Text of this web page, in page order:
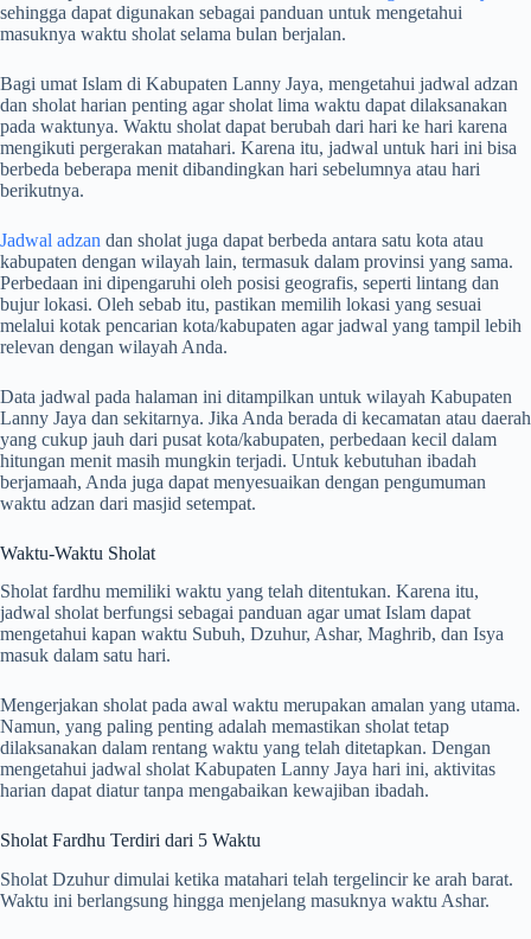
sehingga dapat digunakan sebagai panduan untuk mengetahui
masuknya waktu sholat selama bulan berjalan.
Bagi umat Islam di Kabupaten Lanny Jaya, mengetahui jadwal adzan
dan sholat harian penting agar sholat lima waktu dapat dilaksanakan
pada waktunya. Waktu sholat dapat berubah dari hari ke hari karena
mengikuti pergerakan matahari. Karena itu, jadwal untuk hari ini bisa
berbeda beberapa menit dibandingkan hari sebelumnya atau hari
berikutnya.
Jadwal adzan dan sholat juga dapat berbeda antara satu kota atau
kabupaten dengan wilayah lain, termasuk dalam provinsi yang sama.
Perbedaan ini dipengaruhi oleh posisi geografis, seperti lintang dan
bujur lokasi. Oleh sebab itu, pastikan memilih lokasi yang sesuai
melalui kotak pencarian kota/kabupaten agar jadwal yang tampil lebih
relevan dengan wilayah Anda.
Data jadwal pada halaman ini ditampilkan untuk wilayah Kabupaten
Lanny Jaya dan sekitarnya. Jika Anda berada di kecamatan atau daerah
yang cukup jauh dari pusat kota/kabupaten, perbedaan kecil dalam
hitungan menit masih mungkin terjadi. Untuk kebutuhan ibadah
berjamaah, Anda juga dapat menyesuaikan dengan pengumuman
waktu adzan dari masjid setempat.
Waktu-Waktu Sholat
Sholat fardhu memiliki waktu yang telah ditentukan. Karena itu,
jadwal sholat berfungsi sebagai panduan agar umat Islam dapat
mengetahui kapan waktu Subuh, Dzuhur, Ashar, Maghrib, dan Isya
masuk dalam satu hari.
Mengerjakan sholat pada awal waktu merupakan amalan yang utama.
Namun, yang paling penting adalah memastikan sholat tetap
dilaksanakan dalam rentang waktu yang telah ditetapkan. Dengan
mengetahui jadwal sholat Kabupaten Lanny Jaya hari ini, aktivitas
harian dapat diatur tanpa mengabaikan kewajiban ibadah.
Sholat Fardhu Terdiri dari 5 Waktu
Sholat Dzuhur dimulai ketika matahari telah tergelincir ke arah barat.
Waktu ini berlangsung hingga menjelang masuknya waktu Ashar.